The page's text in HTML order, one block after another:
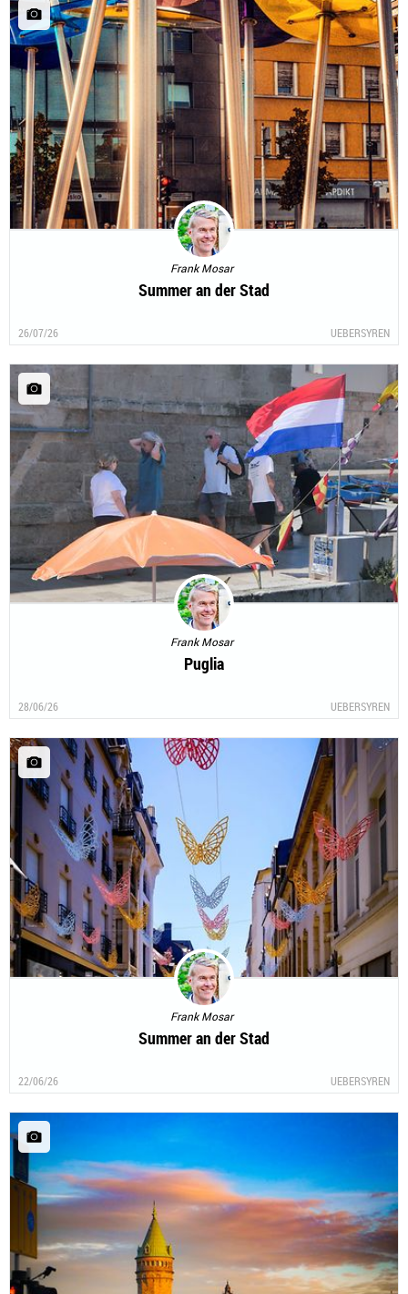
Frank Mosar
Summer an der Stad
26/07/26 UEBERSYREN
Frank Mosar
Puglia
28/06/26 UEBERSYREN
Frank Mosar
Summer an der Stad
22/06/26 UEBERSYREN